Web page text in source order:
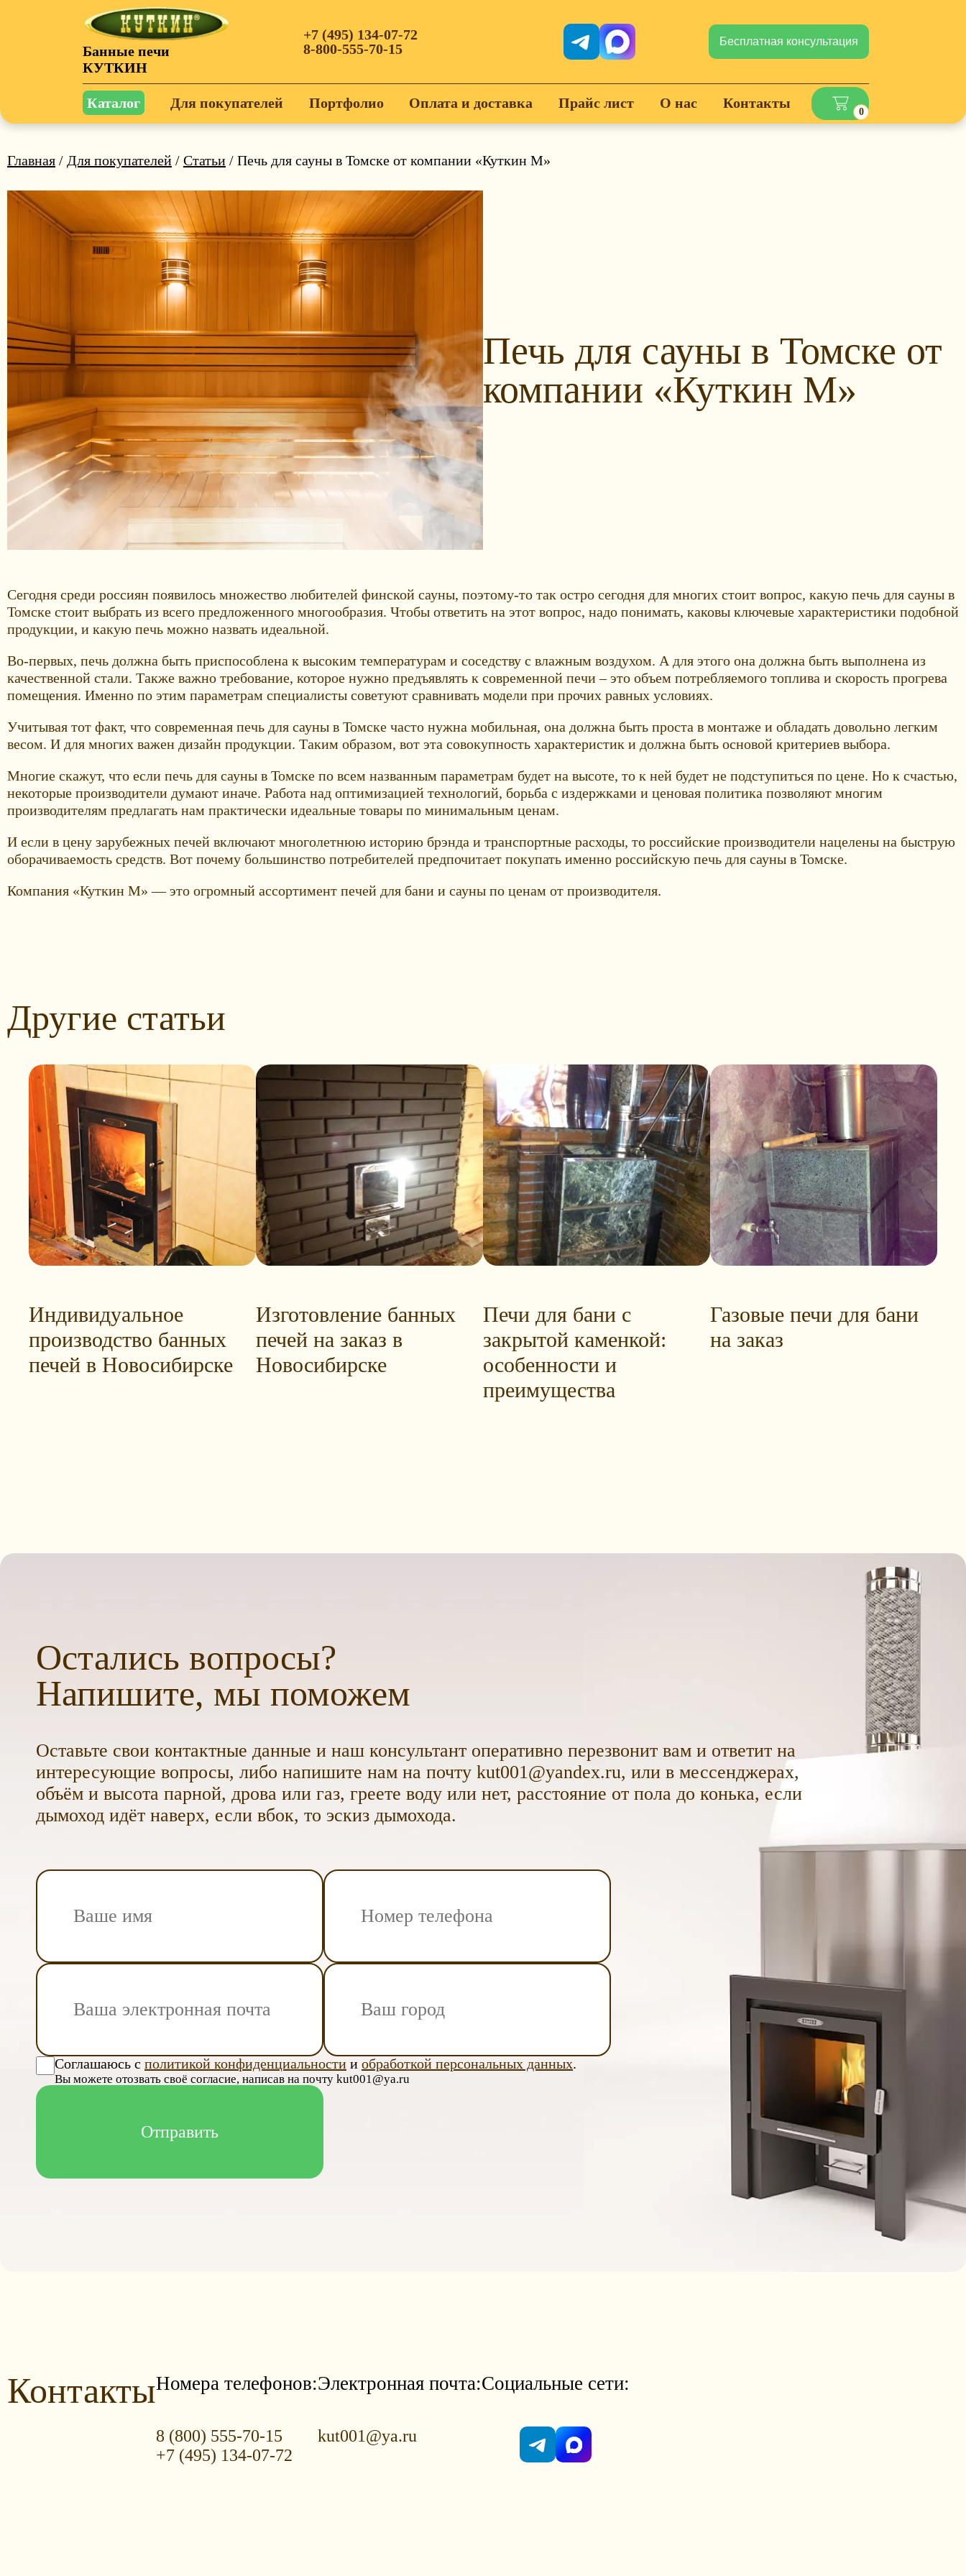
Банные печи
КУТКИН
+7 (495) 134-07-72
8-800-555-70-15
Бесплатная консультация
Каталог Для покупателей Портфолио Оплата и доставка Прайс лист О нас Контакты
0
Главная / Для покупателей / Статьи / Печь для сауны в Томске от компании «Куткин М»
Печь для сауны в Томске от
компании «Куткин М»
Сегодня среди россиян появилось множество любителей финской сауны, поэтому-то так остро сегодня для многих стоит вопрос, какую печь для сауны в
Томске стоит выбрать из всего предложенного многообразия. Чтобы ответить на этот вопрос, надо понимать, каковы ключевые характеристики подобной
продукции, и какую печь можно назвать идеальной.
Во-первых, печь должна быть приспособлена к высоким температурам и соседству с влажным воздухом. А для этого она должна быть выполнена из
качественной стали. Также важно требование, которое нужно предъявлять к современной печи – это объем потребляемого топлива и скорость прогрева
помещения. Именно по этим параметрам специалисты советуют сравнивать модели при прочих равных условиях.
Учитывая тот факт, что современная печь для сауны в Томске часто нужна мобильная, она должна быть проста в монтаже и обладать довольно легким
весом. И для многих важен дизайн продукции. Таким образом, вот эта совокупность характеристик и должна быть основой критериев выбора.
Многие скажут, что если печь для сауны в Томске по всем названным параметрам будет на высоте, то к ней будет не подступиться по цене. Но к счастью,
некоторые производители думают иначе. Работа над оптимизацией технологий, борьба с издержками и ценовая политика позволяют многим
производителям предлагать нам практически идеальные товары по минимальным ценам.
И если в цену зарубежных печей включают многолетнюю историю брэнда и транспортные расходы, то российские производители нацелены на быструю
оборачиваемость средств. Вот почему большинство потребителей предпочитает покупать именно российскую печь для сауны в Томске.
Компания «Куткин М» — это огромный ассортимент печей для бани и сауны по ценам от производителя.
Другие статьи
Индивидуальное
производство банных
печей в Новосибирске
Изготовление банных
печей на заказ в
Новосибирске
Печи для бани с
закрытой каменкой:
особенности и
преимущества
Газовые печи для бани
на заказ
Остались вопросы?
Напишите, мы поможем
Оставьте свои контактные данные и наш консультант оперативно перезвонит вам и ответит на
интересующие вопросы, либо напишите нам на почту kut001@yandex.ru, или в мессенджерах,
объём и высота парной, дрова или газ, греете воду или нет, расстояние от пола до конька, если
дымоход идёт наверх, если вбок, то эскиз дымохода.
Соглашаюсь с политикой конфиденциальности и обработкой персональных данных.
Вы можете отозвать своё согласие, написав на почту kut001@ya.ru
КонтактыНомера телефонов:
8 (800) 555-70-15
+7 (495) 134-07-72
Электронная почта:
kut001@ya.ru
Социальные сети: